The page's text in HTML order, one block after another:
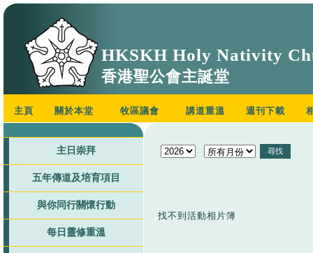
HKSKH Holy Nativity
香港聖公會主誕堂
主頁 關於本堂 牧區議會 講道重溫 週刊下載
主日崇拜
五年傳道及培育項目
與你同行關懷行動
每日靈修重溫
找不到活動相片簿